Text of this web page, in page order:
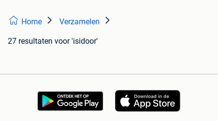
Home Verzamelen
27 resultaten voor 'isidoor'